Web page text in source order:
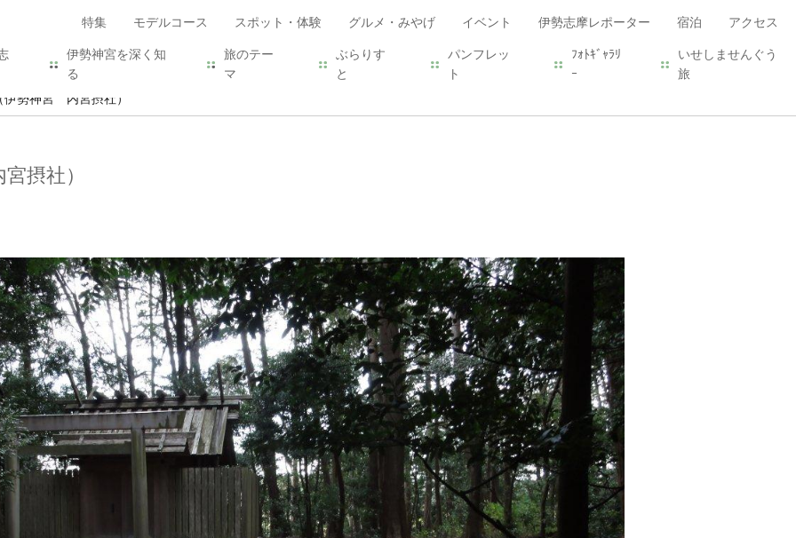
特集 モデルコース スポット・体験 グルメ・みやげ イベント 伊勢志摩レポーター 宿泊 アクセス
伊勢神宮を深く知
る
旅のテー
マ
ぶらりす
と
パンフレッ
ト
ﾌｫﾄｷﾞｬﾗﾘ
ｰ
いせしませんぐう
旅
伊勢神宮 内宮摂社）
摂社）